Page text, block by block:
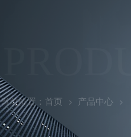
当前位置： 首页 产品中心